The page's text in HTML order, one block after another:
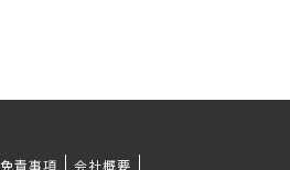
免責事項 会社概要